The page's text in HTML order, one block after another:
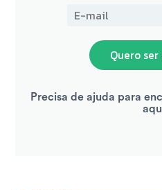
Quero
Precisa de ajuda para